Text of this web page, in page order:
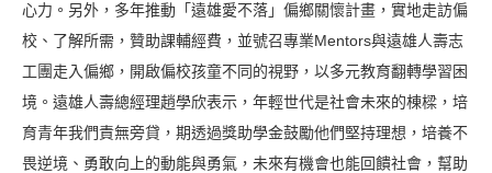
心力。另外，多年推動「遠雄愛不落」偏鄉關懷計畫，實地走訪偏
校、了解所需，贊助課輔經費，並號召專業Mentors與遠雄人壽志
工團走入偏鄉，開啟偏校孩童不同的視野，以多元教育翻轉學習困
境。遠雄人壽總經理趙學欣表示，年輕世代是社會未來的棟樑，培
育青年我們責無旁貸，期透過獎助學金鼓勵他們堅持理想，培養不
畏逆境、勇敢向上的動能與勇氣，未來有機會也能回饋社會，幫助